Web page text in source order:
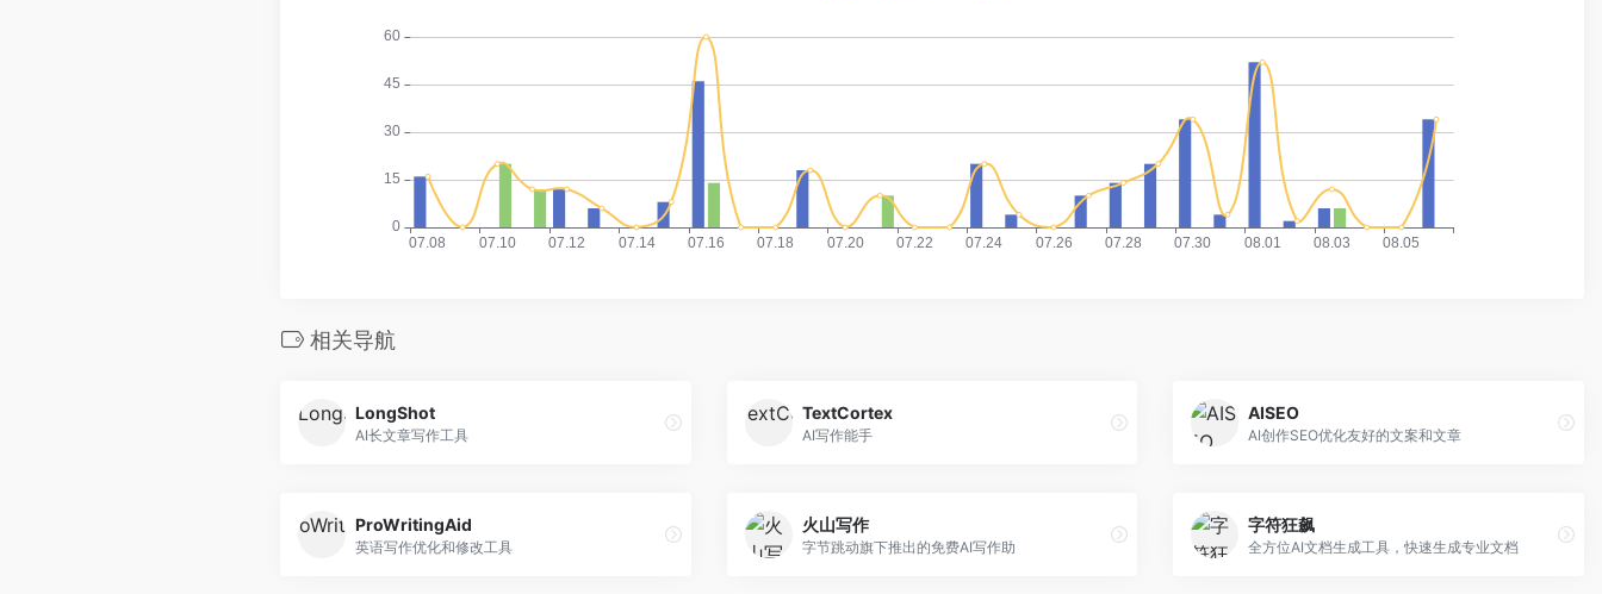
相关导航
LongShot
AI长文章写作工具
TextCortex
AI写作能手
AISEO
AI创作SEO优化友好的文案和文章
ProWritingAid
英语写作优化和修改工具
火山写作
字节跳动旗下推出的免费AI写作助
字符狂飙
全方位AI文档生成工具，快速生成专业文档